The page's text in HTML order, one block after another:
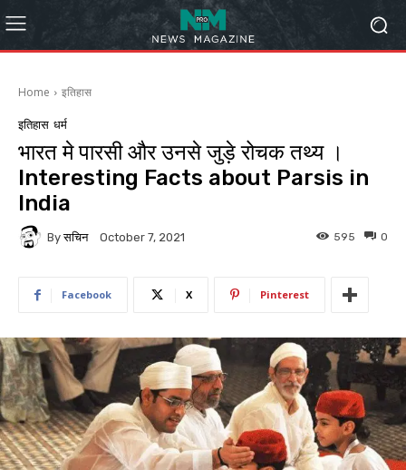
Home इतिहास
इतिहास धर्म
भारत मे पारसी और उनसे जुड़े रोचक तथ्य ।
Interesting Facts about Parsis in
India
By सचिन October 7, 2021 0
595
Facebook X Pinterest